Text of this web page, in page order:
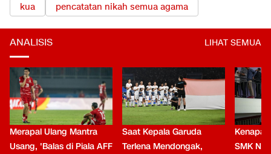
kua
pencatatan nikah semua agama
ANALISIS LIHAT SEMUA
Merapal Ulang Mantra
Usang, 'Balas di Piala AFF
Saat Kepala Garuda
Terlena Mendongak,
Kenapa
SMK